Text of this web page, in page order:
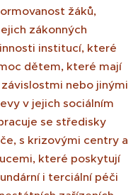
žáků,
zákonných
institucí, které
dětem, které mají
nebo jinými
v jejich sociálním
se středisky
s krizovými centry a
které poskytují
i terciální péči